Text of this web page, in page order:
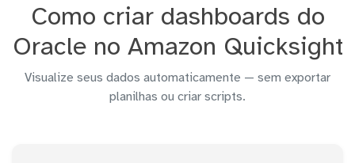
Como criar dashboards do
Oracle no Amazon Quicksight
Visualize seus dados automaticamente — sem exportar
planilhas ou criar scripts.